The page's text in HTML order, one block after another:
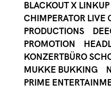
BLACKOUT X LINKUP
CHIMPERATOR LIVE
PRODUCTIONS
PROMOTION
KONZERTBÜRO
MUKKE BUKKING
PRIME